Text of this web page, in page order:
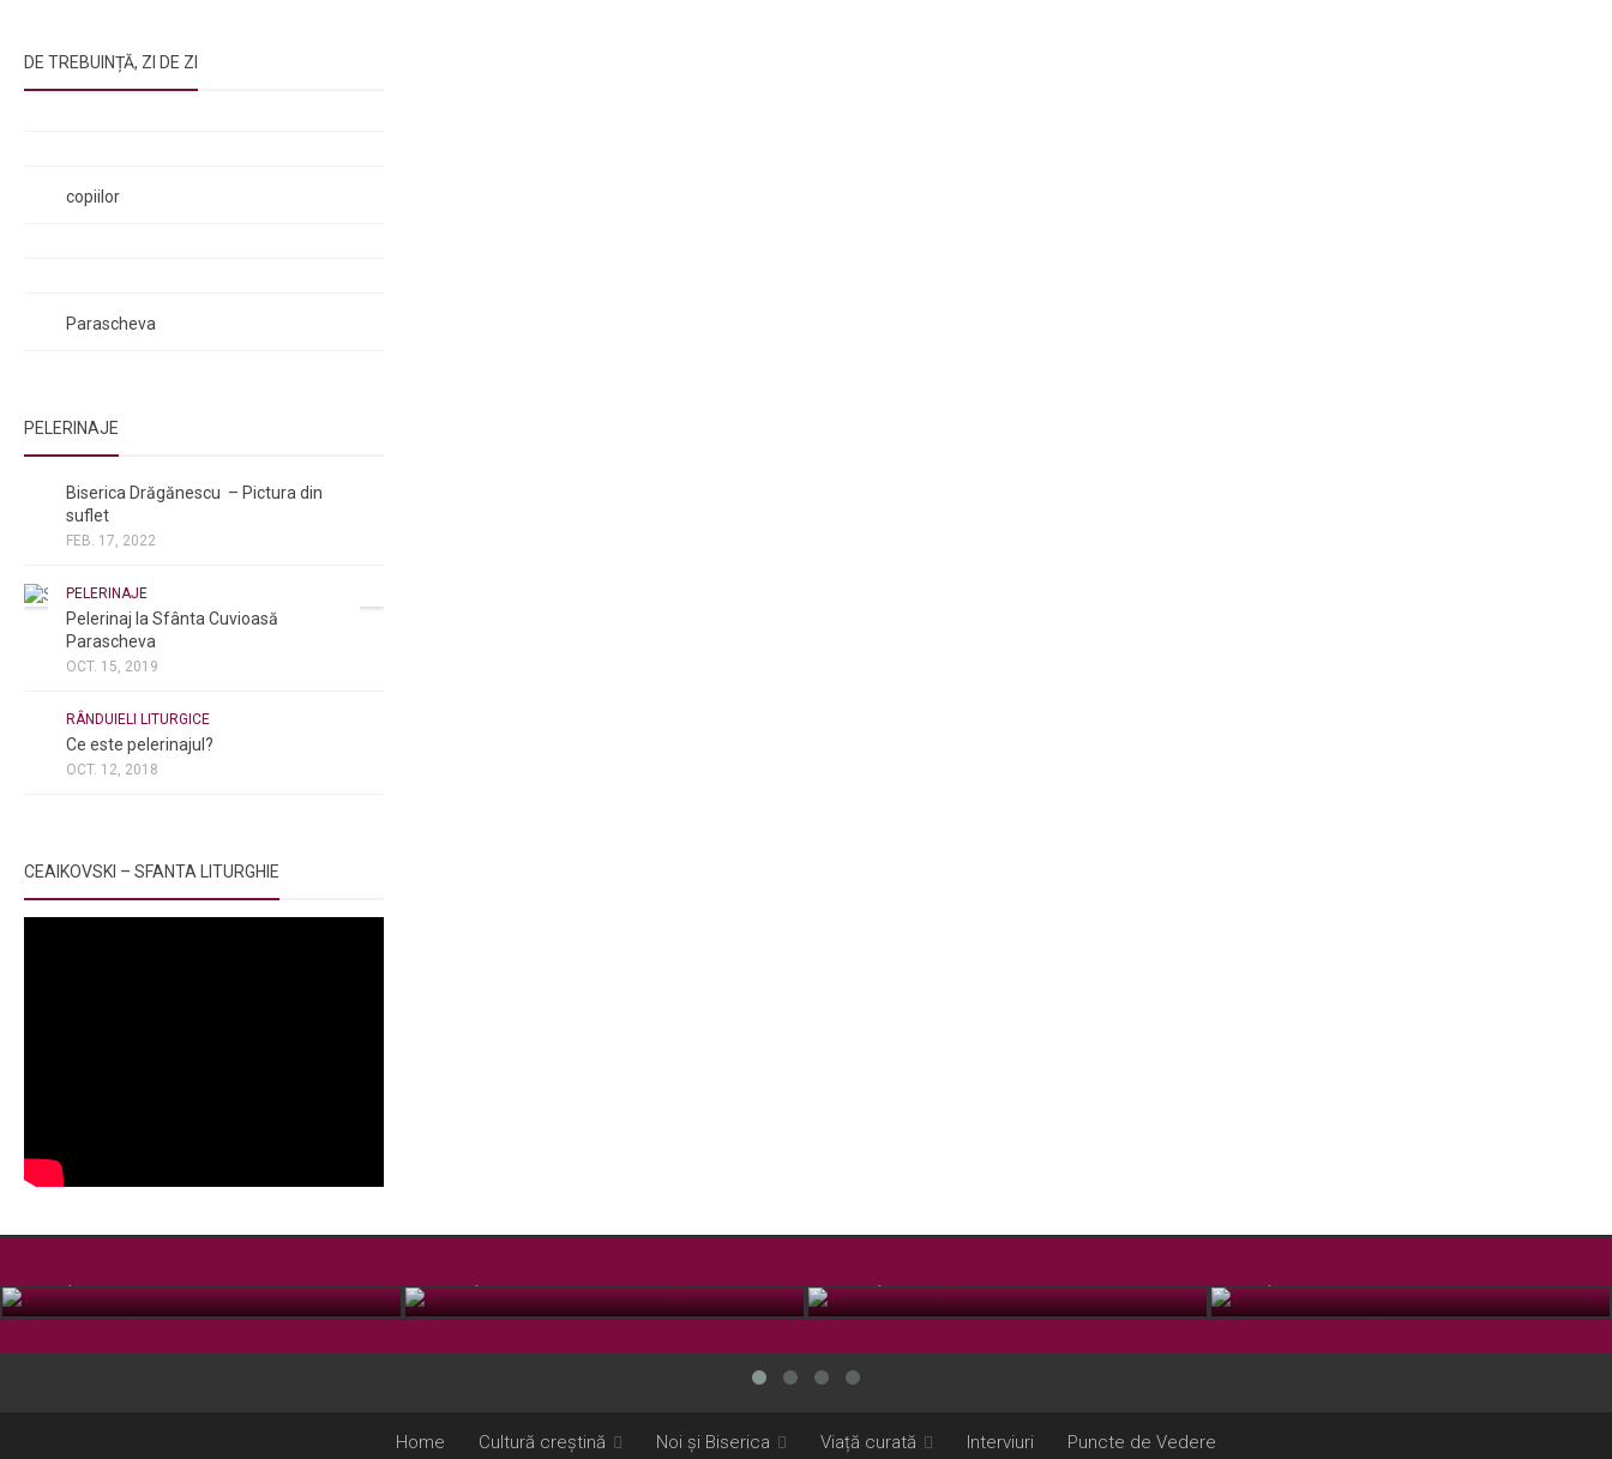
DE TREBUINȚĂ, ZI DE ZI
copiilor
Parascheva
PELERINAJE
Biserica Drăgănescu – Pictura din
suflet
FEB. 17, 2022
PELERINAJE
Pelerinaj la Sfânta Cuvioasă
Parascheva
OCT. 15, 2019
RÂNDUIELI LITURGICE
Ce este pelerinajul?
OCT. 12, 2018
CEAIKOVSKI – SFANTA LITURGHIE
Home Cultură creștină Noi și Biserica Viață curată Interviuri Puncte de Vedere